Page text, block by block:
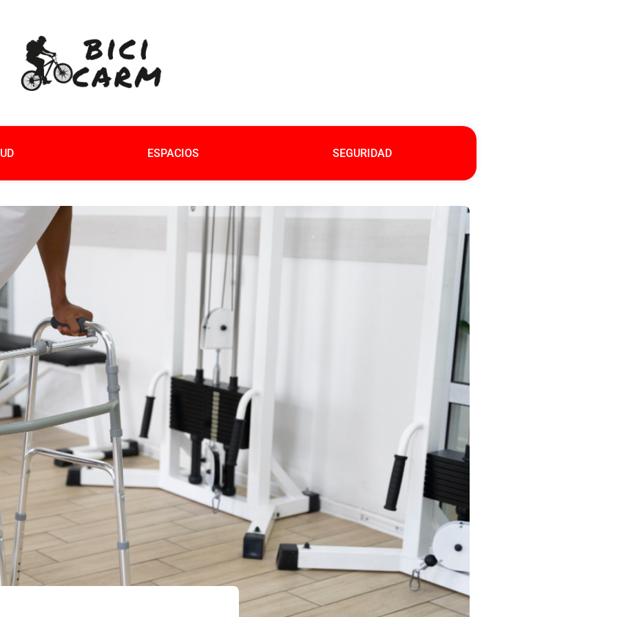
ESPACIOS SEGURIDAD